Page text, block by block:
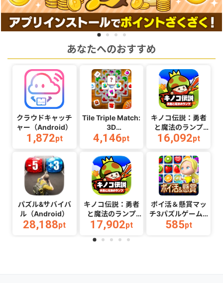
あなたへのおすすめ
クラウドキャッチ
ャー（Android）
1,872pt
Tile Triple Match:
3D
puzzle（Android）
4,146pt
キノコ伝説：勇者
と魔法のランプ
（Android）
16,092pt
パズル&サバイバ
ル（Android）
28,188pt
キノコ伝説：勇者
と魔法のランプ
（Android）
17,902pt
ポイ活＆懸賞マッ
チ3パズルゲーム -
暇つぶしゲーム 脳
585pt